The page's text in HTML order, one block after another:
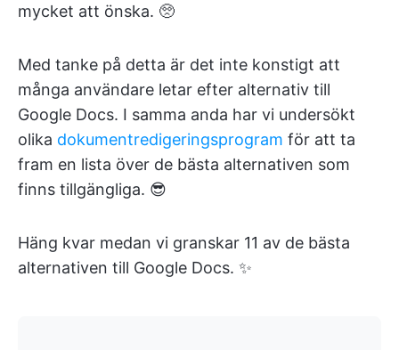
mycket att önska. 🥺
Med tanke på detta är det inte konstigt att
många användare letar efter alternativ till
Google Docs. I samma anda har vi undersökt
olika dokumentredigeringsprogram för att ta
fram en lista över de bästa alternativen som
finns tillgängliga. 😎
Häng kvar medan vi granskar 11 av de bästa
alternativen till Google Docs. ✨